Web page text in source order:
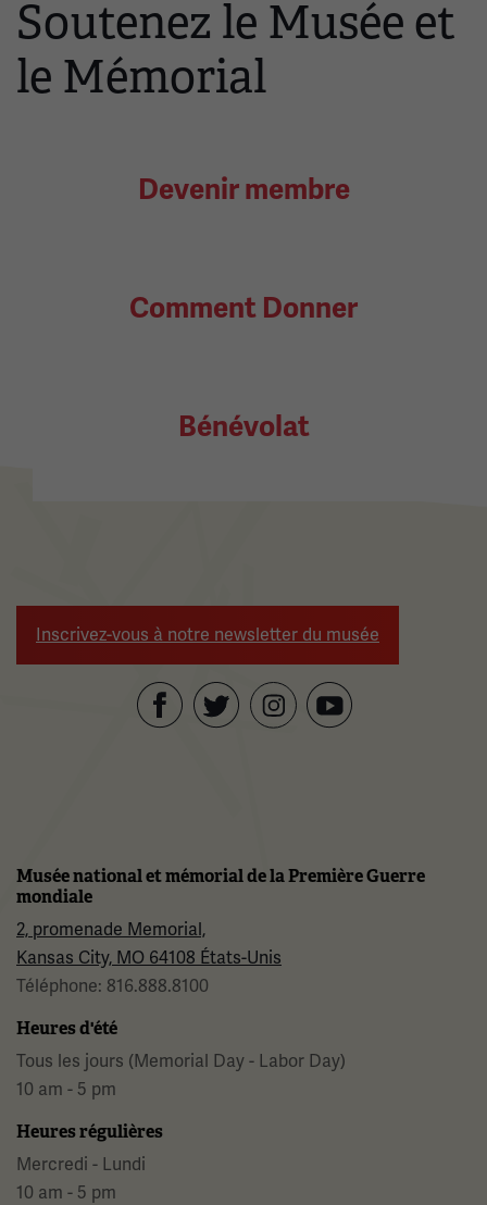
Soutenez le Musée et
le Mémorial
Devenir membre
Comment Donner
Bénévolat
Inscrivez-vous à notre newsletter du musée
Musée national et mémorial de la Première Guerre
mondiale
2, promenade Memorial,
Kansas City, MO 64108 États-Unis
Téléphone: 816.888.8100
Heures d'été
Tous les jours (Memorial Day - Labor Day)
10 am - 5 pm
Heures régulières
Mercredi - Lundi
10 am - 5 pm